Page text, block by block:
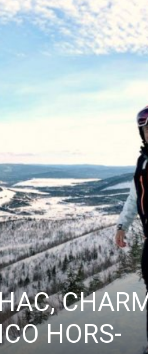
HORS-
pertinentes de Zone.Ski, des
alertes météo en exclusivité.